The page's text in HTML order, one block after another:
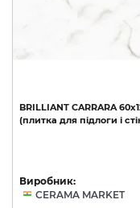
BRILLIANT CARRARA
(плитка для підлоги і
Виробник:
CERAMA MARKET